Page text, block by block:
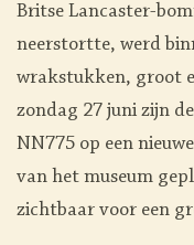
Britse Lancaster-
neerstortte, werd
wrakstukken, groot
zondag 27 juni zijn
NN775 op een
van het museum
zichtbaar voor een